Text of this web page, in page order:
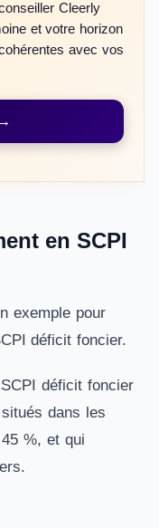
Cleerly
et votre horizon
avec vos
en SCPI
exemple pour
déficit foncier.
déficit foncier
dans les
%, et qui